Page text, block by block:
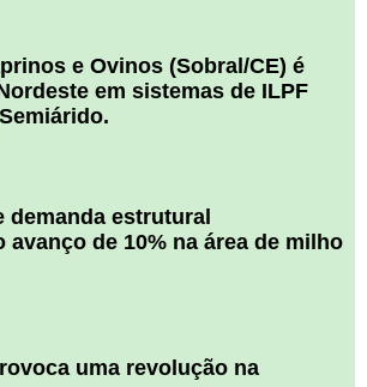
e Ovinos (Sobral/CE) é
em sistemas de ILPF
demanda estrutural
avanço de 10% na área de milho
uma revolução na